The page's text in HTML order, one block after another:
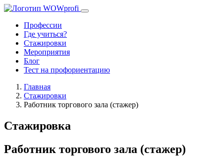
Профессии
Где учиться?
Стажировки
Мероприятия
Блог
Тест на профориентацию
Главная
Стажировки
Работник торгового зала (стажер)
Стажировка
Работник торгового зала (стажер)